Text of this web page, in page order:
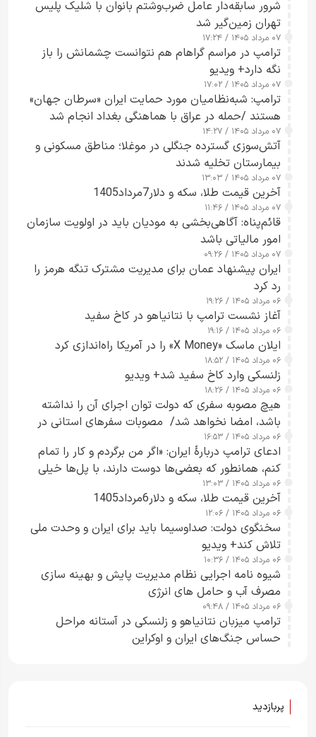
شرور سابقه‌دار عامل ضرب‌وشتم بانوان با شلیک پلیس
تهران زمین‌گیر شد
۰۷ مرداد ۱۴۰۵ / ۱۷:۲۴
ترامپ در مراسم گراهام هم نتوانست چشمانش را باز
نگه دارد+ ویدیو
۰۷ مرداد ۱۴۰۵ / ۱۷:۰۲
ترامپ: شبه‌نظامیان مورد حمایت ایران «سرطان جهان»
هستند /حمله در عراق با هماهنگی بغداد انجام شد
۰۷ مرداد ۱۴۰۵ / ۱۴:۲۷
آتش‌سوزی گسترده جنگلی در موغلا؛ مناطق مسکونی و
بیمارستان تخلیه شدند
۰۷ مرداد ۱۴۰۵ / ۱۳:۰۳
آخرین قیمت طلا، سکه و دلار7مرداد1405
۰۷ مرداد ۱۴۰۵ / ۱۱:۴۶
قائم‌پناه: آگاهی‌بخشی به مودیان باید در اولویت سازمان
امور مالیاتی باشد
۰۷ مرداد ۱۴۰۵ / ۰۹:۲۶
ایران پیشنهاد عمان برای مدیریت مشترک تنگه هرمز را
رد کرد
۰۶ مرداد ۱۴۰۵ / ۱۹:۲۶
آغاز نشست ترامپ با نتانیاهو در کاخ سفید
۰۶ مرداد ۱۴۰۵ / ۱۹:۱۶
ایلان ماسک «X Money» را در آمریکا راه‌اندازی کرد
۰۶ مرداد ۱۴۰۵ / ۱۸:۵۲
زلنسکی وارد کاخ سفید شد+ ویدیو
۰۶ مرداد ۱۴۰۵ / ۱۸:۲۶
هیچ مصوبه سفری که دولت توان اجرای آن را نداشته
باشد، امضا نخواهد شد/ مصوبات سفرهای استانی در
چارچوب قانون بودجه است+ عکس
۰۶ مرداد ۱۴۰۵ / ۱۶:۵۳
ادعای ترامپ دربارهٔ ایران: «اگر من برگردم و کار را تمام
کنم، همانطور که بعضی‌ها دوست دارند، با پل‌ها خیلی
راحت می‌توانم بیشتر پل‌هایشان را در کمتر از یک
ساعت از بین ببرم+ ویدیو
۰۶ مرداد ۱۴۰۵ / ۱۳:۰۳
آخرین قیمت طلا، سکه و دلار6مرداد1405
۰۶ مرداد ۱۴۰۵ / ۱۲:۰۶
سخنگوی دولت: صداوسیما باید برای ایران و وحدت ملی
تلاش کند+ ویدیو
۰۶ مرداد ۱۴۰۵ / ۱۰:۳۶
شیوه نامه اجرایی نظام مدیریت پایش و بهینه سازی
مصرف آب و حامل های انرژی
۰۶ مرداد ۱۴۰۵ / ۰۹:۴۸
ترامپ میزبان نتانیاهو و زلنسکی در آستانه مراحل
حساس جنگ‌های ایران و اوکراین
پربازدید